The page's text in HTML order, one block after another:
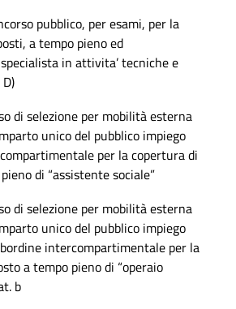
pubblico, per esami, per la
a tempo pieno ed
in attivita’ tecniche e
di selezione per mobilità esterna
unico del pubblico impiego
per la copertura di
di “assistente sociale”
di selezione per mobilità esterna
unico del pubblico impiego
intercompartimentale per la
a tempo pieno di “operaio
b